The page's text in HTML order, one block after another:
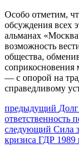
Особо отметим,
обсуждения всех
альманах
возможность
общества,
— с опорой на
справедливому
Навигация
по
записям
предыдущий
пост:
ответственность
следующий Сила
кризиса ГДР 1989